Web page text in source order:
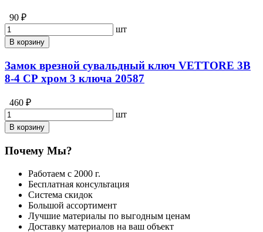
90 ₽
шт
В корзину
Замок врезной сувальдный ключ VETTORE 3B
8-4 СР хром 3 ключа 20587
460 ₽
шт
В корзину
Почему Мы?
Работаем с 2000 г.
Бесплатная консультация
Система скидок
Большой ассортимент
Лучшие материалы по выгодным ценам
Доставку материалов на ваш объект